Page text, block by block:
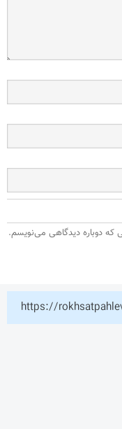
که دوباره دیدگاهی می‌نویسم.
https://